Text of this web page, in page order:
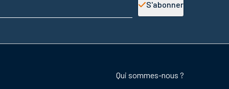
S'abonner
Footer
Qui sommes-nous ?